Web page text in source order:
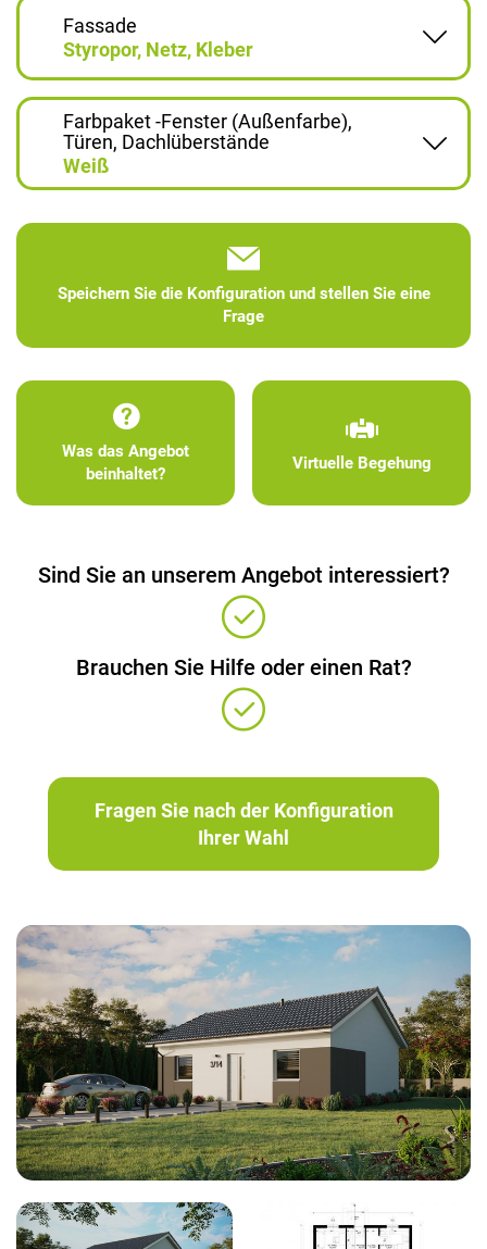
Fassade
Styropor, Netz, Kleber
Farbpaket -Fenster (Außenfarbe),
Türen, Dachlüberstände
Weiß
Speichern Sie die Konfiguration und stellen Sie eine
Frage
Was das Angebot
beinhaltet?
Virtuelle Begehung
Sind Sie an unserem Angebot interessiert?
Brauchen Sie Hilfe oder einen Rat?
Fragen Sie nach der Konfiguration
Ihrer Wahl